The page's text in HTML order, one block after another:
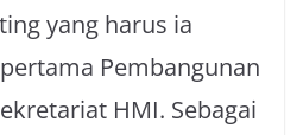
yang harus ia
Pembangunan
HMI. Sebagai